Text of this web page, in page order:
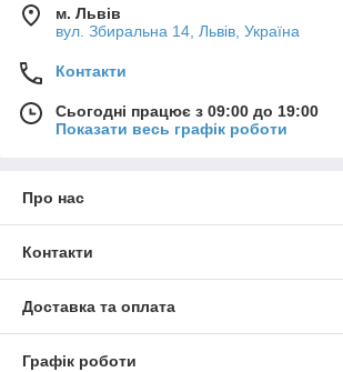
м. Львів
вул. Збиральна 14, Львів, Україна
Контакти
Сьогодні працює з 09:00 до 19:00
Показати весь графік роботи
Про нас
Контакти
Доставка та оплата
Графік роботи